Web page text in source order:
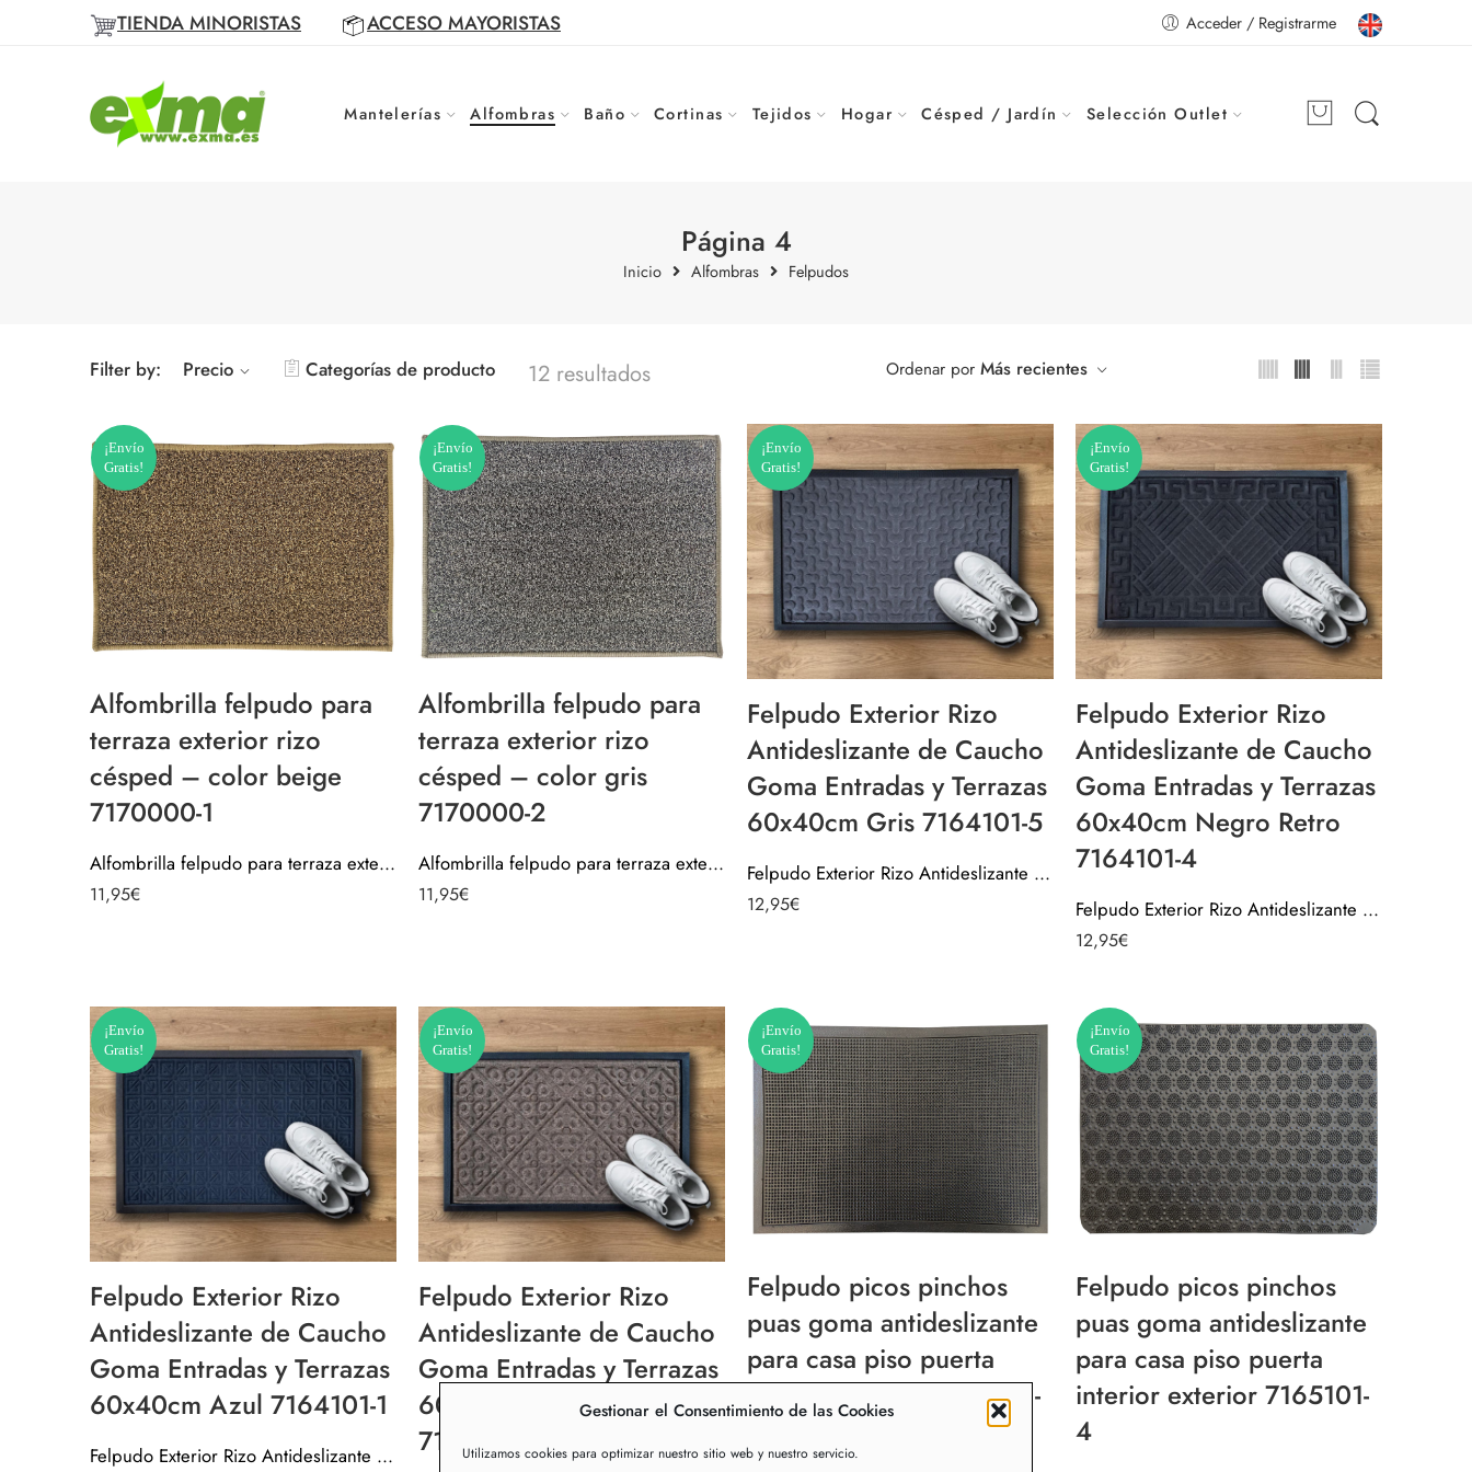
Gestionar el Consentimiento de las Cookies
Utilizamos cookies para optimizar nuestro sitio web y nuestro servicio.
TIENDA MINORISTAS ACCESO MAYORISTAS Acceder / Registrarme
Mantelerías Alfombras Baño Cortinas Tejidos Hogar Césped / Jardín Selección Outlet
Página 4
Inicio Alfombras Felpudos
Filter by: Precio Categorías de producto 12 resultados Ordenar por Más recientes
¡Envío
Gratis!
Alfombrilla felpudo para
terraza exterior rizo
césped – color beige
7170000-1
Alfombrilla felpudo para terraza exterior rizo césped – color beige 7170000-1
11,95€
¡Envío
Gratis!
Alfombrilla felpudo para
terraza exterior rizo
césped – color gris
7170000-2
Alfombrilla felpudo para terraza exterior rizo césped – color gris 7170000-2
11,95€
¡Envío
Gratis!
Felpudo Exterior Rizo
Antideslizante de Caucho
Goma Entradas y Terrazas
60x40cm Gris 7164101-5
Felpudo Exterior Rizo Antideslizante de Caucho Goma Entradas y Terrazas 60x40cm Gris 7164101-5
12,95€
¡Envío
Gratis!
Felpudo Exterior Rizo
Antideslizante de Caucho
Goma Entradas y Terrazas
60x40cm Negro Retro
7164101-4
Felpudo Exterior Rizo Antideslizante de Caucho Goma Entradas y Terrazas 60x40cm Negro Retro 7164101-4
12,95€
¡Envío
Gratis!
Felpudo Exterior Rizo
Antideslizante de Caucho
Goma Entradas y Terrazas
60x40cm Azul 7164101-1
Felpudo Exterior Rizo Antideslizante de Caucho Goma Entradas y Terrazas 60x40cm Azul 7164101-1
¡Envío
Gratis!
Felpudo Exterior Rizo
Antideslizante de Caucho
Goma Entradas y Terrazas
60x40cm Marrón Retro
7164101-3
¡Envío
Gratis!
Felpudo picos pinchos
puas goma antideslizante
para casa piso puerta
interior exterior 7165101-
¡Envío
Gratis!
Felpudo picos pinchos
puas goma antideslizante
para casa piso puerta
interior exterior 7165101-
4